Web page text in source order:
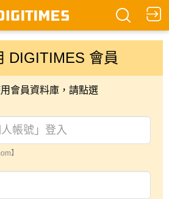
DIGITIMES 會員
會員資料庫，請點選
】